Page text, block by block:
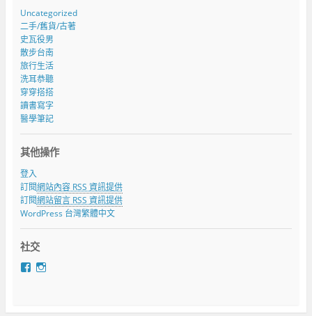
Uncategorized
二手/舊貨/古著
史瓦役男
散步台南
旅行生活
洗耳恭聽
穿穿搭搭
讀書寫字
醫學筆記
其他操作
登入
訂閱網站內容 RSS 資訊提供
訂閱網站留言 RSS 資訊提供
WordPress 台灣繁體中文
社交
在
e
t